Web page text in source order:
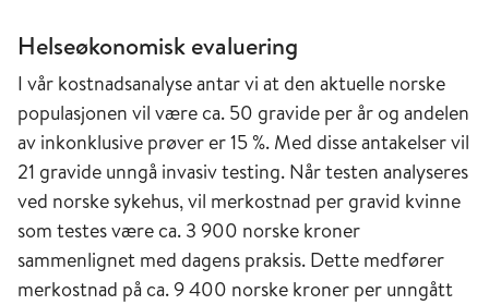
Helseøkonomisk evaluering
I vår kostnadsanalyse antar vi at den aktuelle norske
populasjonen vil være ca. 50 gravide per år og andelen
av inkonklusive prøver er 15 %. Med disse antakelser vil
21 gravide unngå invasiv testing. Når testen analyseres
ved norske sykehus, vil merkostnad per gravid kvinne
som testes være ca. 3 900 norske kroner
sammenlignet med dagens praksis. Dette medfører
merkostnad på ca. 9 400 norske kroner per unngått